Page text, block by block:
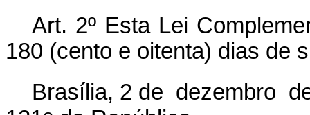
Art. 2º Esta Lei
180 (cento e oitenta) dias de
Brasília, 2 de dezembro